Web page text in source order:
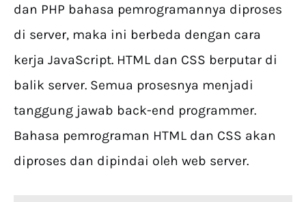
dan PHP bahasa pemrogramannya diproses
di server, maka ini berbeda dengan cara
kerja JavaScript. HTML dan CSS berputar di
balik server. Semua prosesnya menjadi
tanggung jawab back-end programmer.
Bahasa pemrograman HTML dan CSS akan
diproses dan dipindai oleh web server.